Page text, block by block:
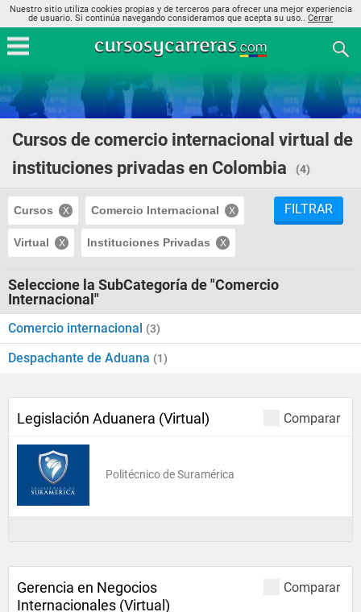
Nuestro sitio utiliza cookies propias y de terceros para ofrecer una mejor experiencia
de usuario. Si continúa navegando consideramos que acepta su uso.. Cerrar
Cursos de comercio internacional virtual de
instituciones privadas en Colombia
(4)
Cursos Comercio Internacional
Virtual Instituciones Privadas
FILTRAR
Seleccione la SubCategoría de "Comercio
Internacional"
Comercio internacional (3)
Despachante de Aduana (1)
Comparar
Legislación Aduanera (Virtual)
Politécnico de Suramérica
Comparar
Gerencia en Negocios
Internacionales (Virtual)